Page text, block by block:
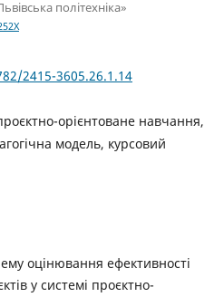
політехніка»
2415-3605.26.1.14
орієнтоване навчання,
модель, курсовий
оцінювання ефективності
у системі проєктно-